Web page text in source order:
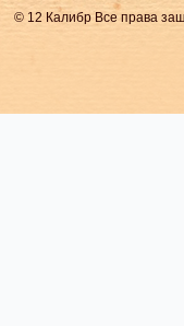
© 12 Калибр Все права